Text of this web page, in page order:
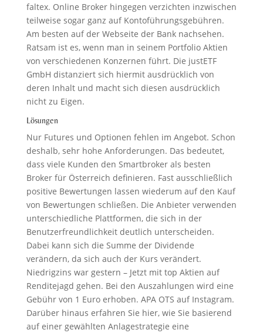
faltex. Online Broker hingegen verzichten inzwischen
teilweise sogar ganz auf Kontoführungsgebühren.
Am besten auf der Webseite der Bank nachsehen.
Ratsam ist es, wenn man in seinem Portfolio Aktien
von verschiedenen Konzernen führt. Die justETF
GmbH distanziert sich hiermit ausdrücklich von
deren Inhalt und macht sich diesen ausdrücklich
nicht zu Eigen.
Lösungen
Nur Futures und Optionen fehlen im Angebot. Schon
deshalb, sehr hohe Anforderungen. Das bedeutet,
dass viele Kunden den Smartbroker als besten
Broker für Österreich definieren. Fast ausschließlich
positive Bewertungen lassen wiederum auf den Kauf
von Bewertungen schließen. Die Anbieter verwenden
unterschiedliche Plattformen, die sich in der
Benutzerfreundlichkeit deutlich unterscheiden.
Dabei kann sich die Summe der Dividende
verändern, da sich auch der Kurs verändert.
Niedrigzins war gestern – Jetzt mit top Aktien auf
Renditejagd gehen. Bei den Auszahlungen wird eine
Gebühr von 1 Euro erhoben. APA OTS auf Instagram.
Darüber hinaus erfahren Sie hier, wie Sie basierend
auf einer gewählten Anlagestrategie eine